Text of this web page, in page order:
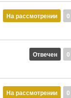
0
На рассмотрении
0
Отвечен
0
На рассмотрении